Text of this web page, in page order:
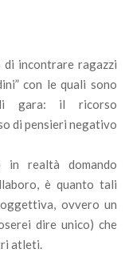
di incontrare ragazzi
con le quali sono
gara: il ricorso
di pensieri negativo
in realtà domando
è quanto tali
ovvero un
dire unico) che
atleti.